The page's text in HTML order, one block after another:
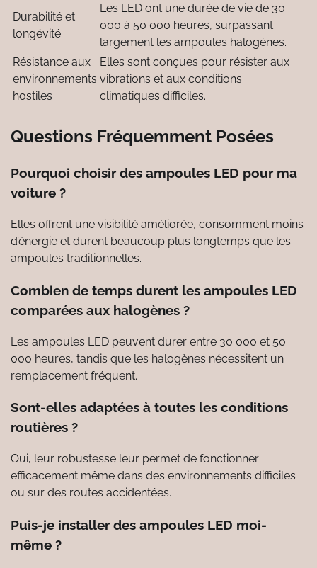
Durabilité et
longévité
Les LED ont une durée de vie de 30
000 à 50 000 heures, surpassant
largement les ampoules halogènes.
Résistance aux
environnements
hostiles
Elles sont conçues pour résister aux
vibrations et aux conditions
climatiques difficiles.
Questions Fréquemment Posées
Pourquoi choisir des ampoules LED pour ma
voiture ?
Elles offrent une visibilité améliorée, consomment moins
d’énergie et durent beaucoup plus longtemps que les
ampoules traditionnelles.
Combien de temps durent les ampoules LED
comparées aux halogènes ?
Les ampoules LED peuvent durer entre 30 000 et 50
000 heures, tandis que les halogènes nécessitent un
remplacement fréquent.
Sont-elles adaptées à toutes les conditions
routières ?
Oui, leur robustesse leur permet de fonctionner
efficacement même dans des environnements difficiles
ou sur des routes accidentées.
Puis-je installer des ampoules LED moi-
même ?